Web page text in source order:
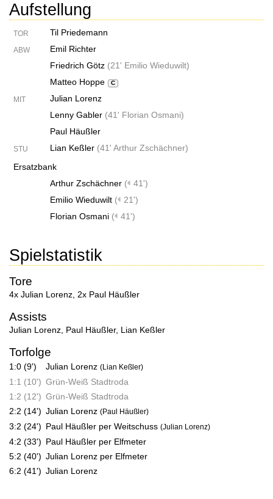
Aufstellung
TOR Til Priedemann
ABW
Emil Richter
Friedrich Götz (21' Emilio Wieduwilt)
Matteo Hoppe
C
MIT
Julian Lorenz
Lenny Gabler (41' Florian Osmani)
Paul Häußler
STU Lian Keßler (41' Arthur Zschächner)
Ersatzbank
Arthur Zschächner (
41')
Emilio Wieduwilt (
21')
Florian Osmani ( 41')
Spielstatistik
Tore
4x Julian Lorenz 2x Paul Häußler
Assists
Julian Lorenz Paul Häußler, Lian Keßler
Torfolge
1:0 (9') Julian Lorenz (Lian Keßler)
1:1 (10') Grün-Weiß Stadtroda
1:2 (12') Grün-Weiß Stadtroda
2:2 (14') Julian Lorenz (Paul Häußler)
3:2 (24') Paul Häußler per Weitschuss (Julian Lorenz)
4:2 (33') Paul Häußler per Elfmeter
5:2 (40') Julian Lorenz per Elfmeter
6:2 (41') Julian Lorenz